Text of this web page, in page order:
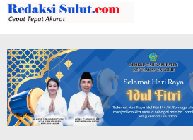
Lewati
ke
konten